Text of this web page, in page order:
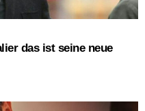
das ist seine neue